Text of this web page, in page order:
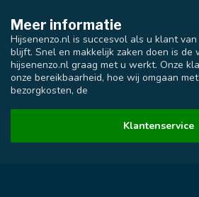
Meer informatie
Hijsenenzo.nl is succesvol als u klant
blijft. Snel en makkelijk zaken doen is de
hijsenenzo.nl graag met u werkt. Onze
onze bereikbaarheid, hoe wij omgaan
bezorgkosten, de
Klantenservice